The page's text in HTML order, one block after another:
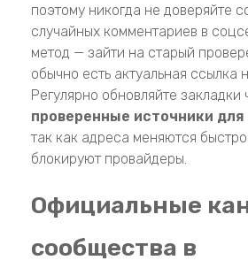
поэтому никогда не доверяйте
случайных комментариев в
метод — зайти на старый
обычно есть актуальная ссылка
Регулярно обновляйте закладки
проверенные источники для
так как адреса меняются
блокируют провайдеры.
Официальные
сообщества в